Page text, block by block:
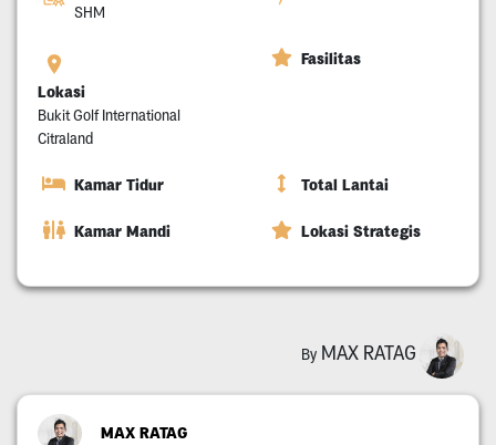
SHM
Lokasi
Bukit Golf International
Citraland
Fasilitas
Kamar Tidur Total Lantai
Kamar Mandi Lokasi Strategis
By MAX RATAG
MAX RATAG